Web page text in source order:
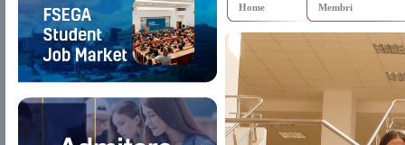
Home Membri